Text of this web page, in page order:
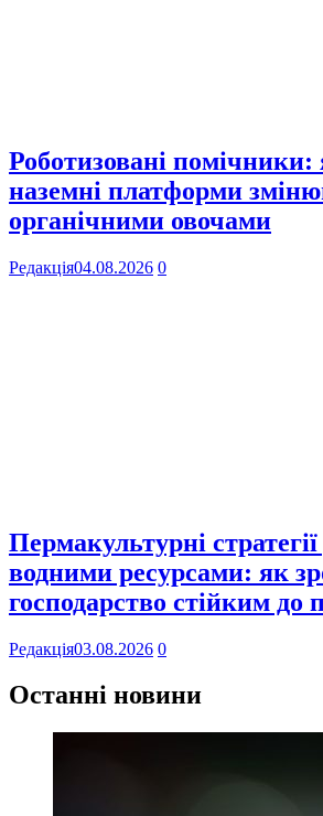
Роботизовані помічники:
наземні платформи
органічними овочами
Редакція04.08.2026 0
Пермакультурні
водними ресурсами: як
господарство стійким до
Редакція03.08.2026 0
Останні новини